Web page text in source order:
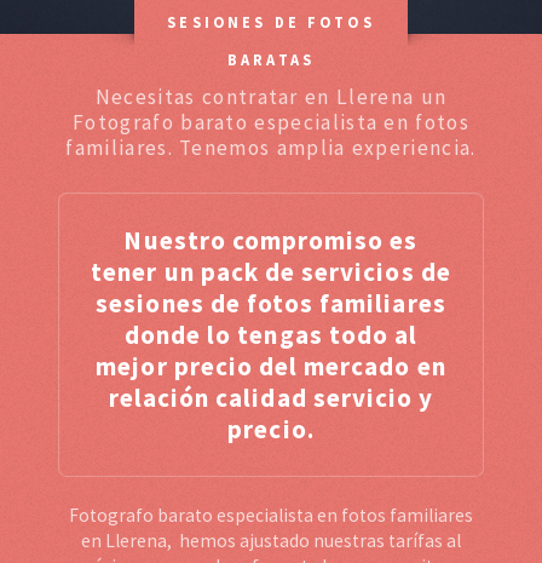
SESIONES DE FOTOS
BARATAS
Necesitas contratar en Llerena un
Fotografo barato especialista en fotos
familiares. Tenemos amplia experiencia.
Nuestro compromiso es
tener un pack de servicios de
sesiones de fotos familiares
donde lo tengas todo al
mejor precio del mercado en
relación calidad servicio y
precio.
Fotografo barato especialista en fotos familiares
en Llerena, hemos ajustado nuestras tarífas al